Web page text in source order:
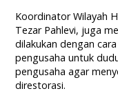
Koordinator Wilayah
Tezar Pahlevi, juga
dilakukan dengan
pengusaha untuk
pengusaha agar
direstorasi.